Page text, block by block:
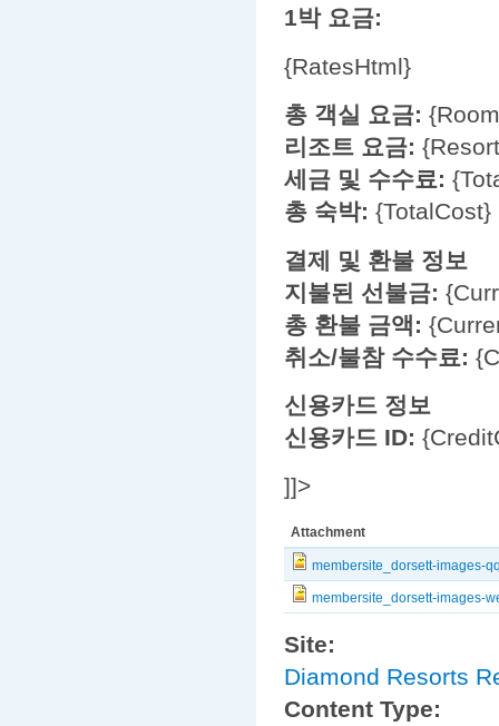
1박 요금:
{RatesHtml}
총 객실 요금:
리조트 요금:
세금 및 수수료:
총 숙박: {TotalCost}
결제 및 환불 정보
지불된 선불금:
총 환불 금액:
취소/불참 수수료:
신용카드 정보
신용카드 ID:
]]>
Attachment
membersite_dorsett-images-
membersite_dorsett-images-
Site:
Diamond Resorts
Content Type: